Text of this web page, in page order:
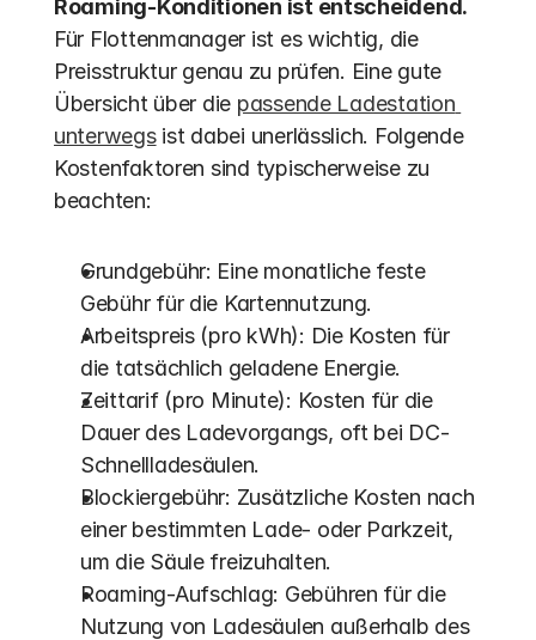
Roaming-Konditionen ist entscheidend.
Für Flottenmanager ist es wichtig, die
Preisstruktur genau zu prüfen. Eine gute
Übersicht über die passende Ladestation
unterwegs ist dabei unerlässlich. Folgende
Kostenfaktoren sind typischerweise zu
beachten:
Grundgebühr: Eine monatliche feste
Gebühr für die Kartennutzung.
Arbeitspreis (pro kWh): Die Kosten für
die tatsächlich geladene Energie.
Zeittarif (pro Minute): Kosten für die
Dauer des Ladevorgangs, oft bei DC-
Schnellladesäulen.
Blockiergebühr: Zusätzliche Kosten nach
einer bestimmten Lade- oder Parkzeit,
um die Säule freizuhalten.
Roaming-Aufschlag: Gebühren für die
Nutzung von Ladesäulen außerhalb des